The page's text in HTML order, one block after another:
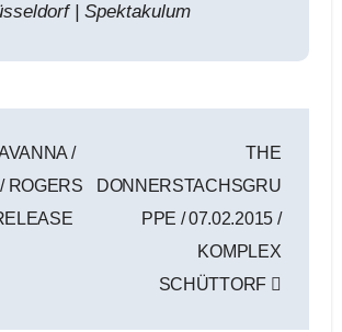
| Spektakulum
/
ROGERS
THE
DONNERSTACHSGRU
PPE / 07.02.2015 /
KOMPLEX
SCHÜTTORF